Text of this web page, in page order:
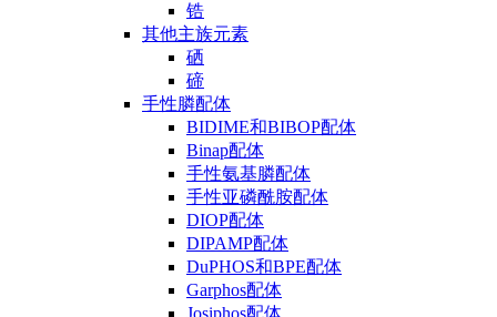
锆
其他主族元素
硒
碲
手性膦配体
BIDIME和BIBOP配体
Binap配体
手性氨基膦配体
手性亚磷酰胺配体
DIOP配体
DIPAMP配体
DuPHOS和BPE配体
Garphos配体